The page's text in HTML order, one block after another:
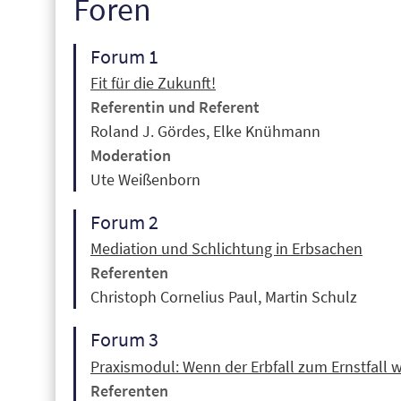
Foren
Forum 1
Fit für die Zukunft!
Referentin und Referent
Roland J. Gördes, Elke Knühmann
Moderation
Ute Weißenborn
Forum 2
Mediation und Schlichtung in Erbsachen
Referenten
Christoph Cornelius Paul, Martin Schulz
Forum 3
Praxismodul: Wenn der Erbfall zum Ernstfall
Referenten